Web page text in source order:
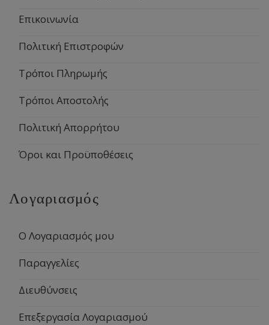
Επικοινωνία
Πολιτική Επιστροφών
Τρόποι Πληρωμής
Τρόποι Αποστολής
Πολιτική Απορρήτου
Όροι και Προϋποθέσεις
Λογαριασμός
Ο Λογαριασμός μου
Παραγγελίες
Διευθύνσεις
Επεξεργασία Λογαριασμού